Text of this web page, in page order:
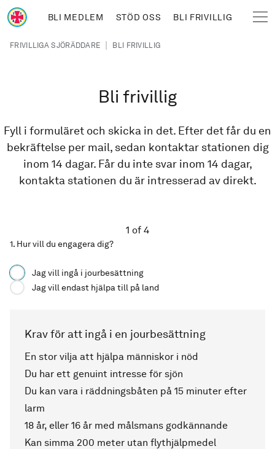
Hoppa till huvudinnehåll
BLI MEDLEM STÖD OSS BLI FRIVILLIG
Länkstig
FRIVILLIGA SJÖRÄDDARE | BLI FRIVILLIG
Bli frivillig
Fyll i formuläret och skicka in det. Efter det får du en
bekräftelse per mail, sedan kontaktar stationen dig
inom 14 dagar. Får du inte svar inom 14 dagar,
kontakta stationen du är intresserad av direkt.
1 of 4
1. Hur vill du engagera dig?
choose_commitment
Jag vill ingå i jourbesättning
Jag vill endast hjälpa till på land
Krav för att ingå i en jourbesättning
En stor vilja att hjälpa människor i nöd
Du har ett genuint intresse för sjön
Du kan vara i räddningsbåten på 15 minuter efter
larm
18 år, eller 16 år med målsmans godkännande
Kan simma 200 meter utan flythjälpmedel